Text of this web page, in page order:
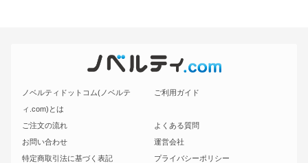
ノベルティドットコム(ノベルテ
ィ.com)とは
ご利用ガイド
ご注文の流れ
よくある質問
お問い合わせ
運営会社
特定商取引法に基づく表記
プライバシーポリシー